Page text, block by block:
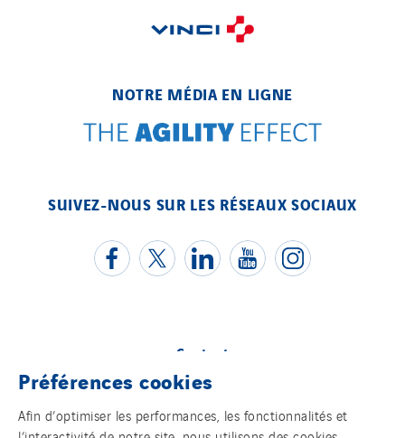
NOTRE MÉDIA EN LIGNE
SUIVEZ-NOUS SUR LES RÉSEAUX SOCIAUX
Contact
Préférences cookies
Afin d’optimiser les performances, les fonctionnalités et